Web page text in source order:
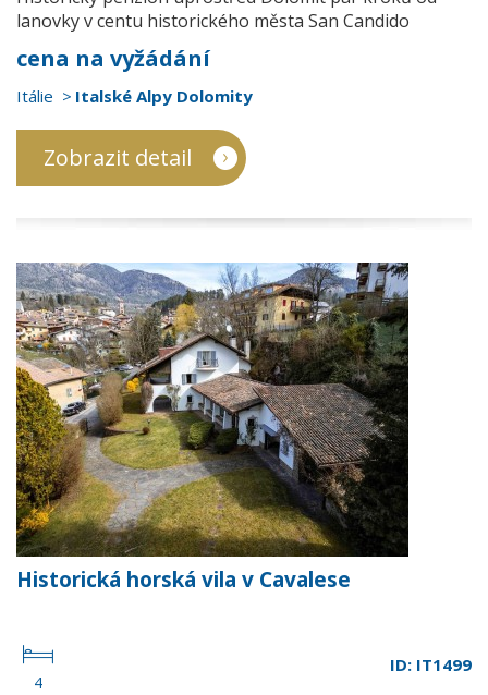
lanovky v centu historického města San Candido
cena na vyžádání
Itálie Italské Alpy Dolomity
Zobrazit detail
Historická horská vila v Cavalese
4
ID: IT1499